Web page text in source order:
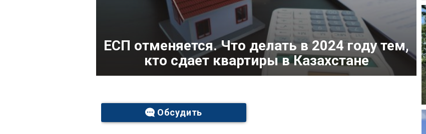
ЕСП отменяется. Что делать в 2024 году тем,
кто сдает квартиры в Казахстане
Обсудить